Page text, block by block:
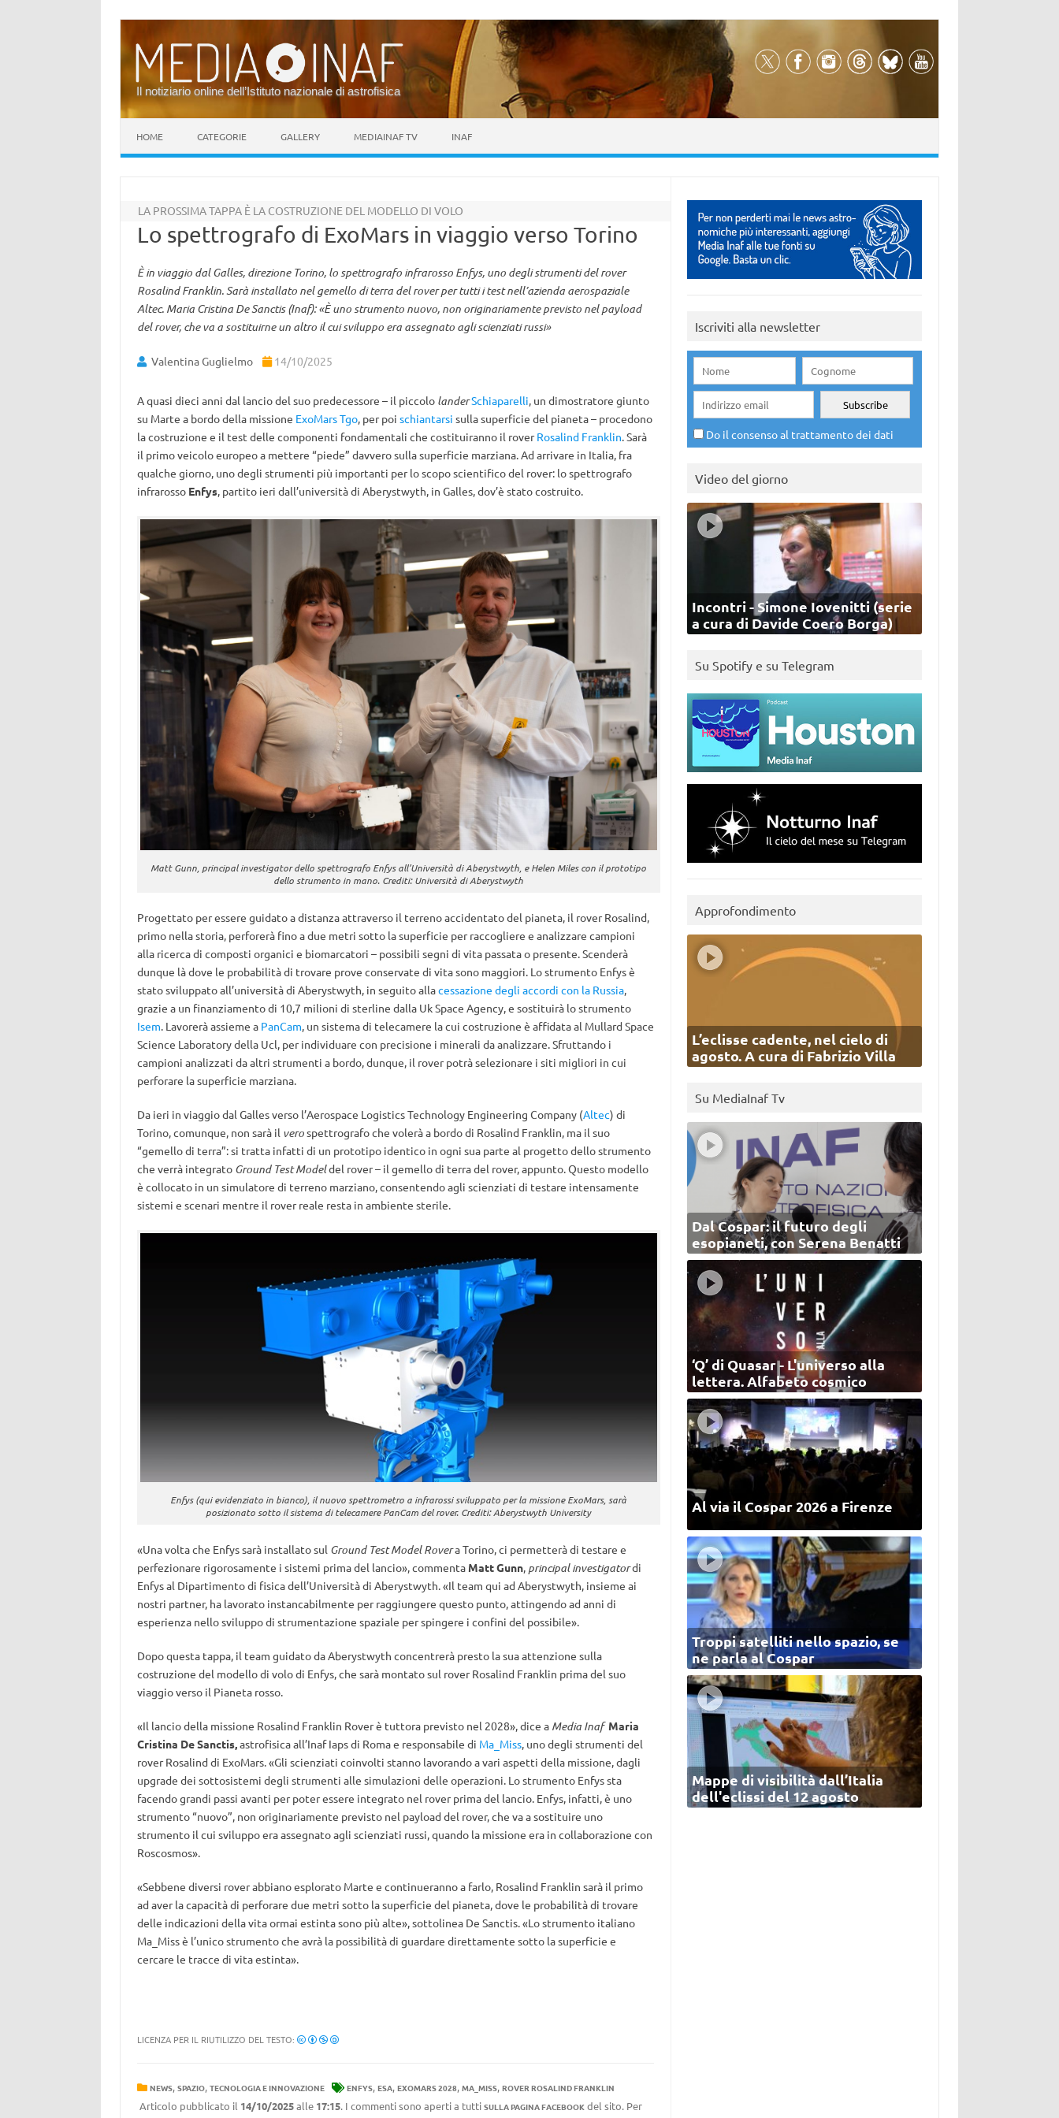
Il notiziario online dell’Istituto nazionale di astrofisica
HOME CATEGORIE GALLERY MEDIAINAF TV INAF
LA PROSSIMA TAPPA È LA COSTRUZIONE DEL MODELLO DI VOLO
Lo spettrografo di ExoMars in viaggio verso Torino
È in viaggio dal Galles, direzione Torino, lo spettrografo infrarosso Enfys, uno degli strumenti del rover
Rosalind Franklin. Sarà installato nel gemello di terra del rover per tutti i test nell’azienda aerospaziale
Altec. Maria Cristina De Sanctis (Inaf): «È uno strumento nuovo, non originariamente previsto nel payload
del rover, che va a sostituirne un altro il cui sviluppo era assegnato agli scienziati russi»
Valentina Guglielmo 14/10/2025
A quasi dieci anni dal lancio del suo predecessore – il piccolo landerSchiaparelli, un dimostratore giunto
su Marte a bordo della missione ExoMarsTgo, per poi schiantarsi sulla superficie del pianeta – procedono
la costruzione e il test delle componenti fondamentali che costituiranno il roverRosalind Franklin. Sarà
il primo veicolo europeo a mettere “piede” davvero sulla superficie marziana. Ad arrivare in Italia, fra
qualche giorno, uno degli strumenti più importanti per lo scopo scientifico del rover: lo spettrografo
infrarosso Enfys, partito ieri dall’università di Aberystwyth, in Galles, dov’è stato costruito.
Matt Gunn, principal investigator dello spettrografo Enfys all’Università di Aberystwyth, e Helen Miles con il prototipo
dello strumento in mano. Crediti: Università di Aberystwyth
Progettato per essere guidato a distanza attraverso il terreno accidentato del pianeta, il rover Rosalind,
primo nella storia, perforerà fino a due metri sotto la superficie per raccogliere e analizzare campioni
alla ricerca di composti organici e biomarcatori – possibili segni di vita passata o presente. Scenderà
dunque là dove le probabilità di trovare prove conservate di vita sono maggiori. Lo strumento Enfys è
stato sviluppato all’università di Aberystwyth, in seguito allacessazione degli accordi con la Russia,
grazie a un finanziamento di 10,7 milioni di sterline dalla Uk Space Agency, e sostituirà lo strumento
Isem. Lavorerà assieme a PanCam, un sistema di telecamere la cui costruzione è affidata al Mullard Space
Science Laboratory della Ucl, per individuare con precisione i minerali da analizzare. Sfruttando i
campioni analizzati da altri strumenti a bordo, dunque, il rover potrà selezionare i siti migliori in cui
perforare la superficie marziana.
Da ieri in viaggio dal Galles verso l’Aerospace Logistics Technology Engineering Company (Altec) di
Torino, comunque, non sarà il verospettrografo che volerà a bordo di Rosalind Franklin, ma il suo
“gemello di terra”: si tratta infatti di un prototipo identico in ogni sua parte al progetto dello strumento
che verrà integrato Ground Test Modeldel rover – il gemello di terra del rover, appunto. Questo modello
è collocato in un simulatore di terreno marziano, consentendo agli scienziati di testare intensamente
sistemi e scenari mentre il rover reale resta in ambiente sterile.
Enfys (qui evidenziato in bianco), il nuovo spettrometro a infrarossi sviluppato per la missione ExoMars, sarà
posizionato sotto il sistema di telecamere PanCam del rover. Crediti: Aberystwyth University
«Una volta che Enfys sarà installato sul Ground Test Model Rovera Torino, ci permetterà di testare e
perfezionare rigorosamente i sistemi prima del lancio», commenta Matt Gunn, principal investigatordi
Enfys al Dipartimento di fisica dell’Università di Aberystwyth. «Il team qui ad Aberystwyth, insieme ai
nostri partner, ha lavorato instancabilmente per raggiungere questo punto, attingendo ad anni di
esperienza nello sviluppo di strumentazione spaziale per spingere i confini del possibile».
Dopo questa tappa, il team guidato da Aberystwyth concentrerà presto la sua attenzione sulla
costruzione del modello di volo di Enfys, che sarà montato sul rover Rosalind Franklin prima del suo
viaggio verso il Pianeta rosso.
«Il lancio della missione Rosalind Franklin Rover è tuttora previsto nel 2028», dice a Media Inaf Maria
Cristina De Sanctis,astrofisica all’Inaf Iaps di Roma e responsabile di Ma_Miss, uno degli strumenti del
rover Rosalind di ExoMars. «Gli scienziati coinvolti stanno lavorando a vari aspetti della missione, dagli
upgrade dei sottosistemi degli strumenti alle simulazioni delle operazioni. Lo strumento Enfys sta
facendo grandi passi avanti per poter essere integrato nel rover prima del lancio. Enfys, infatti, è uno
strumento “nuovo”, non originariamente previsto nel payload del rover, che va a sostituire uno
strumento il cui sviluppo era assegnato agli scienziati russi, quando la missione era in collaborazione con
Roscosmos».
«Sebbene diversi rover abbiano esplorato Marte e continueranno a farlo, Rosalind Franklin sarà il primo
ad aver la capacità di perforare due metri sotto la superficie del pianeta, dove le probabilità di trovare
delle indicazioni della vita ormai estinta sono più alte», sottolinea De Sanctis. «Lo strumento italiano
Ma_Miss è l’unico strumento che avrà la possibilità di guardare direttamente sotto la superficie e
cercare le tracce di vita estinta».
LICENZA PER IL RIUTILIZZO DEL TESTO:
NEWS, SPAZIO, TECNOLOGIA E INNOVAZIONE ENFYS, ESA, EXOMARS 2028, MA_MISS, ROVER ROSALIND FRANKLIN
Articolo pubblicato il 14/10/2025alle 17:15. I commenti sono aperti a tutti SULLA PAGINA FACEBOOKdel sito. Per
Iscriviti alla newsletter
Do il consenso al trattamento dei dati
Video del giorno
Incontri - Simone Iovenitti (serie
a cura di Davide Coero Borga)
Su Spotify e su Telegram
Approfondimento
L’eclisse cadente, nel cielo di
agosto. A cura di Fabrizio Villa
Su MediaInaf Tv
Dal Cospar: il futuro degli
esopianeti, con Serena Benatti
‘Q’ di Quasar - L'universo alla
lettera. Alfabeto cosmico
Al via il Cospar 2026 a Firenze
Troppi satelliti nello spazio, se
ne parla al Cospar
Mappe di visibilità dall’Italia
dell'eclissi del 12 agosto